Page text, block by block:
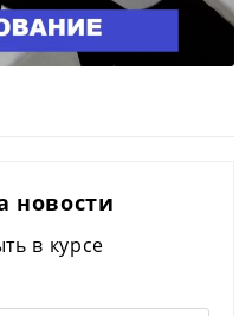
новости
в курсе